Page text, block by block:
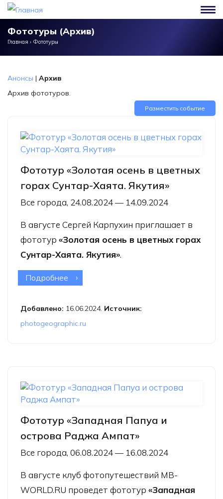
Перейти к основному содержанию
Фототуры (Архив)
Главная › Фототуры
Анонсы | Архив
Архив фототуров.
Разместить событие
Фототур «Золотая осень в цветных
горах Сунтар-Хаята. Якутия»
Все города, 24.08.2024 — 14.09.2024
В августе Сергей Карпухин приглашает в
фототур «Золотая осень в цветных горах
Сунтар-Хаята. Якутия».
Подробнее о Фототур «Золотая осень в цветных
Добавлено: 16.06.2024. Источник:
photogeographic.ru
Фототур «Западная Папуа и
острова Раджа Ампат»
Все города, 06.08.2024 — 16.08.2024
В августе клуб фотопутешествий MB-
WORLD.RU проведет фототур «Западная